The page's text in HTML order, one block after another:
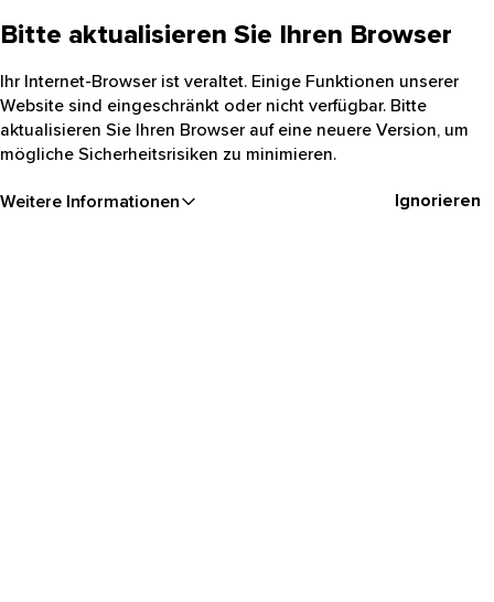
Bitte aktualisieren Sie Ihren Browser
Ihr Internet-Browser ist veraltet. Einige Funktionen unserer
Website sind eingeschränkt oder nicht verfügbar. Bitte
aktualisieren Sie Ihren Browser auf eine neuere Version, um
mögliche Sicherheitsrisiken zu minimieren.
Weitere Informationen Ignorieren